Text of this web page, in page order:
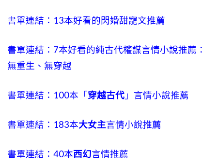
書單連結：13本好看的閃婚甜寵文推薦
書單連結：7本好看的純古代權謀言情小說推薦：
無重生、無穿越
書單連結：100本「穿越古代 」言情小說推薦
書單連結：183本大女主言情小說推薦
書單連結：40本西幻言情推薦